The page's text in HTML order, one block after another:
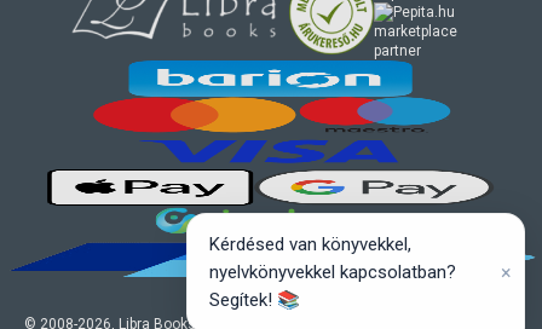
© 2008-2026 , Libra Books Kft. Minden jog fenntartva.
marketplace
partner
Kérdésed van könyvekkel,
nyelvkönyvekkel kapcsolatban?
Segítek! 📚
×